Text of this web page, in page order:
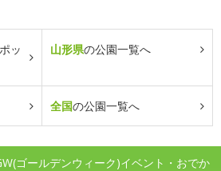
ッ
山形県の公園一覧へ
全国の公園一覧へ
ゴールデンウィーク)イベント・おでか